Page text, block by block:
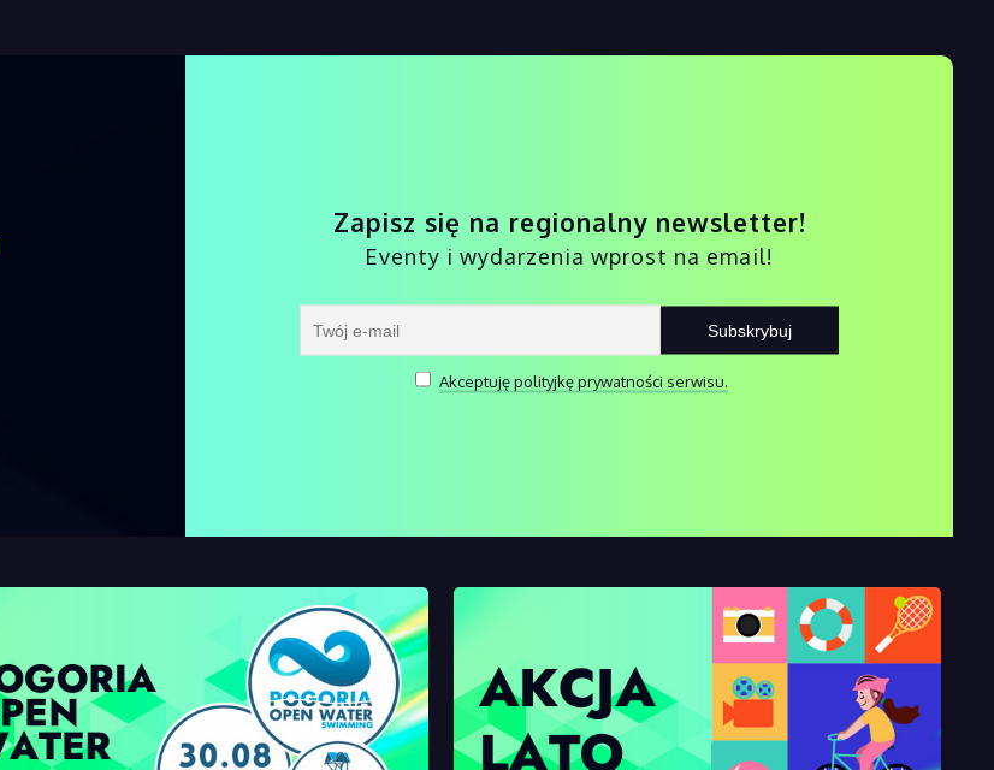
Zapisz się na regionalny newsletter!
Eventy i wydarzenia wprost na email!
Akceptuję polityjkę prywatności serwisu.